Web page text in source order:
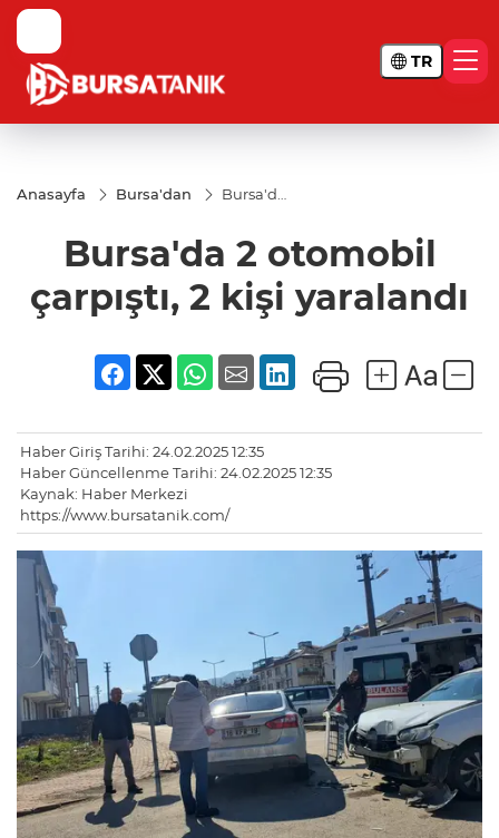
TR
Anasayfa Bursa'dan
Bursa'da
çarpıştı, 2
kişi
yaralandı
Bursa'da 2 otomobil
çarpıştı, 2 kişi yaralandı
Haber Giriş Tarihi: 24.02.2025 12:35
Haber Güncellenme Tarihi: 24.02.2025 12:35
Kaynak: Haber Merkezi
https://www.bursatanik.com/